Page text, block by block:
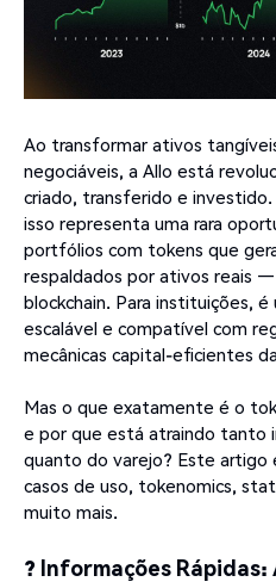
Ao transformar ativos
negociáveis, a Allo está
criado, transferido e
isso representa uma rara
portfólios com tokens que
respaldados por ativos reais
blockchain. Para instituições,
escalável e compatível com
mecânicas capital-eficientes
Mas o que exatamente é o
e por que está atraindo tanto
quanto do varejo? Este artigo
casos de uso, tokenomics,
muito mais.
? Informações Rápidas: